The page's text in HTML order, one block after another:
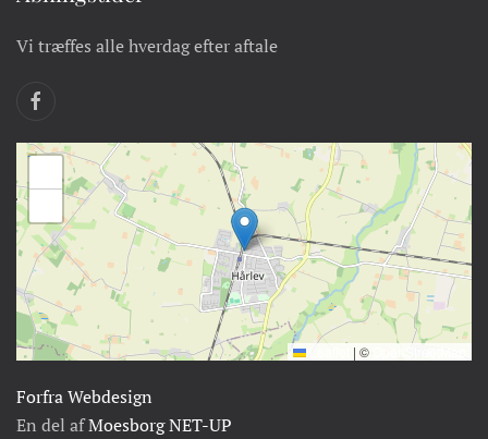
Vi træffes alle hverdag efter aftale
| ©
Forfra Webdesign
En del afMoesborg NET-UP